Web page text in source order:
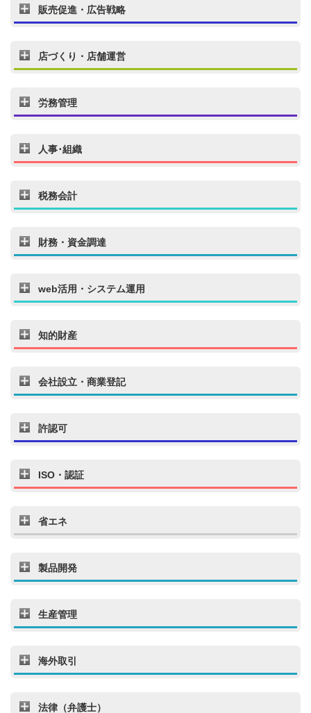
販売促進・広告戦略
店づくり・店舗運営
労務管理
人事･組織
税務会計
財務・資金調達
web活用・システム運用
知的財産
会社設立・商業登記
許認可
ISO・認証
省エネ
製品開発
生産管理
海外取引
法律（弁護士）